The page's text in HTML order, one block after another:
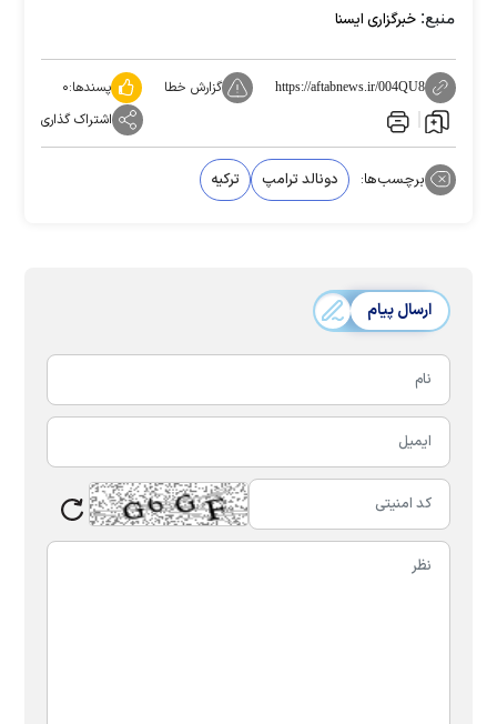
منبع: خبرگزاری ایسنا
https://aftabnews.ir/004QU8 گزارش خطا پسندها:۰
اشتراک گذاری
برچسب‌ها: دونالد ترامپ ترکیه
ارسال پیام